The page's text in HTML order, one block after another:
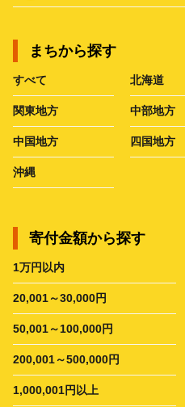
まちから探す
すべて 北海道
関東地方 中部地方
中国地方 四国地方
沖縄
寄付金額から探す
1万円以内
20,001～30,000円
50,001～100,000円
200,001～500,000円
1,000,001円以上